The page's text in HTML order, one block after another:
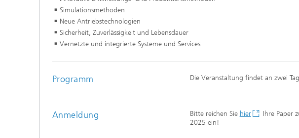
Strömungsdynamische Prozesse
modellieren, simulieren und
optimieren
Simulationsmethoden
Neue Antriebstechnologien
Sicherheit, Zuverlässigkeit und Lebensdauer
Vernetzte und integrierte Systeme und Services
Programm Die Veranstaltung findet an zwei
Anmeldung Bitte reichen Sie hier
Ihre Paper
2025 ein!